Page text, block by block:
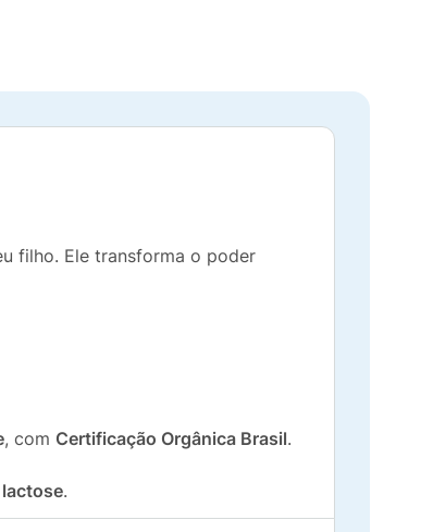
filho. Ele transforma o poder
, com Certificação Orgânica Brasil.
.